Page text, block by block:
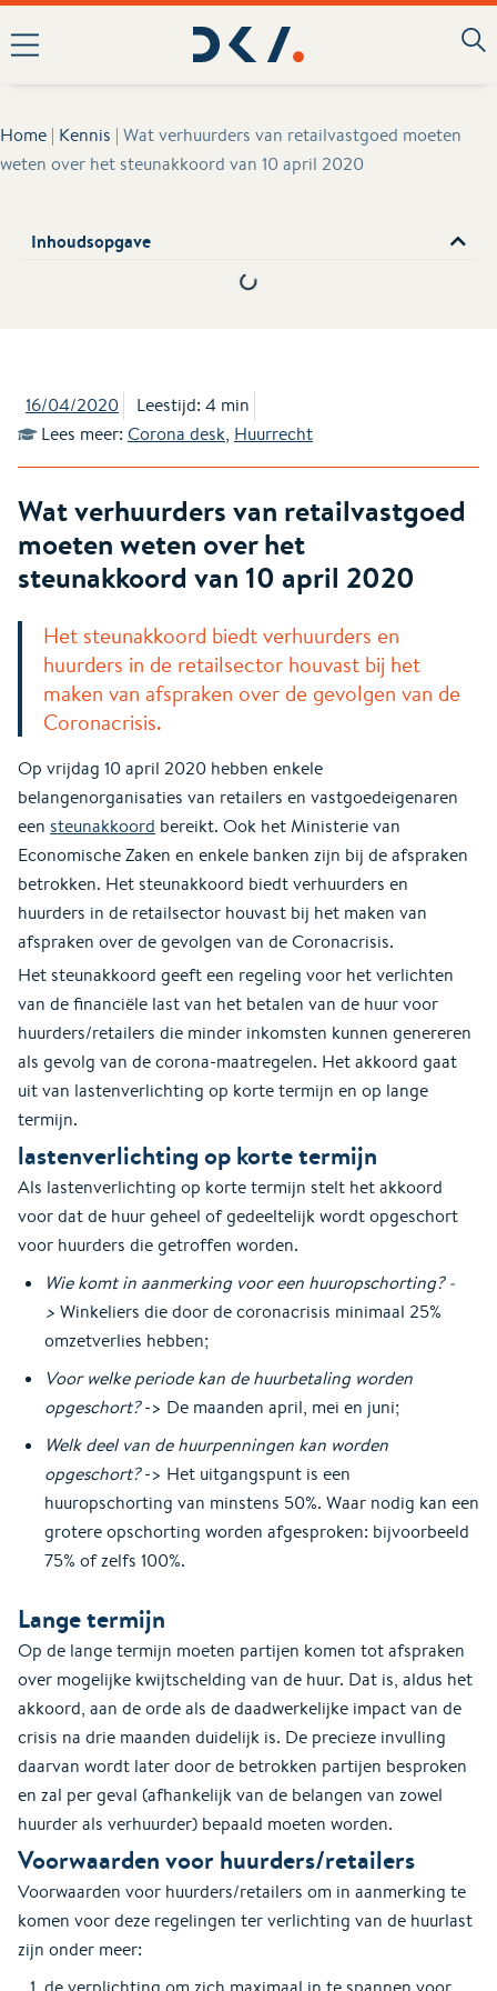
Home | Kennis | Wat verhuurders van retailvastgoed moeten
weten over het steunakkoord van 10 april 2020
Inhoudsopgave
16/04/2020
Leestijd: 4 min
Lees meer: Corona desk, Huurrecht
Wat verhuurders van retailvastgoed
moeten weten over het
steunakkoord van 10 april 2020
Het steunakkoord biedt verhuurders en
huurders in de retailsector houvast bij het
maken van afspraken over de gevolgen van de
Coronacrisis.
Op vrijdag 10 april 2020 hebben enkele
belangenorganisaties van retailers en vastgoedeigenaren
een steunakkoord bereikt. Ook het Ministerie van
Economische Zaken en enkele banken zijn bij de afspraken
betrokken. Het steunakkoord biedt verhuurders en
huurders in de retailsector houvast bij het maken van
afspraken over de gevolgen van de Coronacrisis.
Het steunakkoord geeft een regeling voor het verlichten
van de financiële last van het betalen van de huur voor
huurders/retailers die minder inkomsten kunnen genereren
als gevolg van de corona-maatregelen. Het akkoord gaat
uit van lastenverlichting op korte termijn en op lange
termijn.
lastenverlichting op korte termijn
Als lastenverlichting op korte termijn stelt het akkoord
voor dat de huur geheel of gedeeltelijk wordt opgeschort
voor huurders die getroffen worden.
Wie komt in aanmerking voor een huuropschorting? -
> Winkeliers die door de coronacrisis minimaal 25%
omzetverlies hebben;
Voor welke periode kan de huurbetaling worden
opgeschort?-> De maanden april, mei en juni;
Welk deel van de huurpenningen kan worden
opgeschort?-> Het uitgangspunt is een
huuropschorting van minstens 50%. Waar nodig kan een
grotere opschorting worden afgesproken: bijvoorbeeld
75% of zelfs 100%.
Lange termijn
Op de lange termijn moeten partijen komen tot afspraken
over mogelijke kwijtschelding van de huur. Dat is, aldus het
akkoord, aan de orde als de daadwerkelijke impact van de
crisis na drie maanden duidelijk is. De precieze invulling
daarvan wordt later door de betrokken partijen besproken
en zal per geval (afhankelijk van de belangen van zowel
huurder als verhuurder) bepaald moeten worden.
Voorwaarden voor huurders/retailers
Voorwaarden voor huurders/retailers om in aanmerking te
komen voor deze regelingen ter verlichting van de huurlast
zijn onder meer: